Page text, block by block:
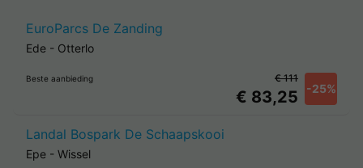
EuroParcs De Zanding
Ede - Otterlo
Beste aanbieding
€ 83,25 -25%
€ 111
Landal Bospark De Schaapskooi
Epe - Wissel